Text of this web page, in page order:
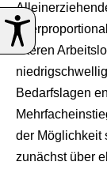
älteren
Bedarfslagen
der Möglichkeit
zunächst über